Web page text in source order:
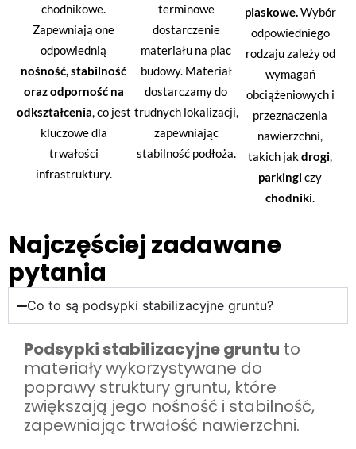
chodnikowe.
Zapewniają one
odpowiednią
nośność, stabilność
oraz odporność na
odkształcenia, co jest
kluczowe dla
trwałości
infrastruktury.
terminowe
dostarczenie
materiału na plac
budowy. Materiał
dostarczamy do
trudnych lokalizacji,
zapewniając
stabilność podłoża.
piaskowe.Wybór
odpowiedniego
rodzaju zależy od
wymagań
obciążeniowych i
przeznaczenia
nawierzchni,
takich jakdrogi,
parkingiczy
chodniki.
Najczęściej zadawane
pytania
Co to są podsypki stabilizacyjne gruntu?
Podsypki stabilizacyjne gruntu to
materiały wykorzystywane do
poprawy struktury gruntu, które
zwiększają jego nośność i stabilność,
zapewniając trwałość nawierzchni.